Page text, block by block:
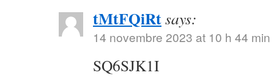
tMtFQiRtsays:
14 novembre 2023 at 10 h 44 min
SQ6SJK1I